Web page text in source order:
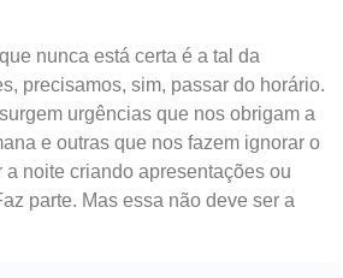
nunca está certa é a tal da
precisamos, sim, passar do horário.
urgências que nos obrigam a
e outras que nos fazem ignorar o
a noite criando apresentações ou
parte. Mas essa não deve ser a